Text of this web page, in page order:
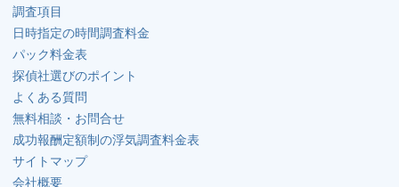
調査項目
日時指定の時間調査料金
パック料金表
探偵社選びのポイント
よくある質問
無料相談・お問合せ
成功報酬定額制の浮気調査料金表
サイトマップ
会社概要